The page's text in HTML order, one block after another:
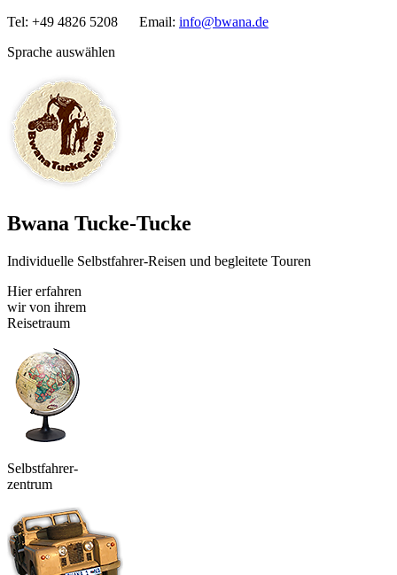
Tel: +49 4826 5208 Email: info@bwana.de
Sprache auswählen
Bwana Tucke-Tucke
Individuelle Selbstfahrer-Reisen und begleitete Touren
Hier erfahren
wir von ihrem
Reisetraum
Selbstfahrer-
zentrum